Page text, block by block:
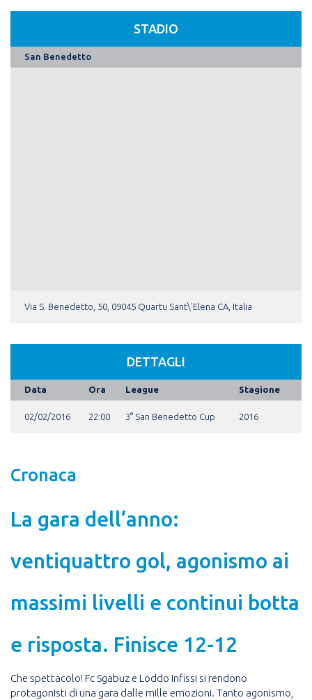
STADIO
San Benedetto
Via S. Benedetto, 50, 09045 Quartu Sant\'Elena CA, Italia
DETTAGLI
Data Ora League Stagione
02/02/2016 22:00 3° San Benedetto Cup 2016
Cronaca
La gara dell’anno:
ventiquattro gol, agonismo ai
massimi livelli e continui botta
e risposta. Finisce 12-12
Che spettacolo! Fc Sgabuz e Loddo Infissi si rendono
protagonisti di una gara dalle mille emozioni. Tanto agonismo,